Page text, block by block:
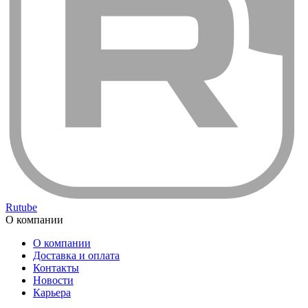
Rutube
О компании
О компании
Доставка и оплата
Контакты
Новости
Карьера